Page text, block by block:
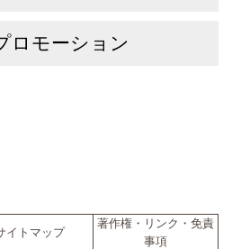
ロモーション
イトマップ
著作権・リンク・免責
事項